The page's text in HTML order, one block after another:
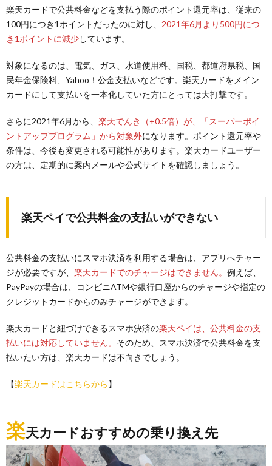
楽天カードで公共料金などを支払う際のポイント還元率は、従来の
100円につき1ポイントだったのに対し、 2021年6月より500円につ
き1ポイントに減少しています。
対象になるのは、電気、ガス、水道使用料、国税、都道府県税、国
民年金保険料、Yahoo！公金支払いなどです。楽天カードをメイン
カードにして支払いを一本化していた方にとっては大打撃です。
さらに2021年6月から、 楽天でんき（+0.5倍）が、「スーパーポイ
ントアッププログラム」から対象外になります。ポイント還元率や
条件は、今後も変更される可能性があります。楽天カードユーザー
の方は、定期的に案内メールや公式サイトを確認しましょう。
楽天ペイで公共料金の支払いができない
公共料金の支払いにスマホ決済を利用する場合は、アプリへチャー
ジが必要ですが、 楽天カードでのチャージはできません。 例えば、
PayPayの場合は、コンビニATMや銀行口座からのチャージや指定の
クレジットカードからのみチャージができます。
楽天カードと紐づけできるスマホ決済の楽天ペイは、公共料金の支
払いには対応していません。 そのため、スマホ決済で公共料金を支
払いたい方は、楽天カードは不向きでしょう。
【楽天カードはこちらから 】
楽天カードおすすめの乗り換え先